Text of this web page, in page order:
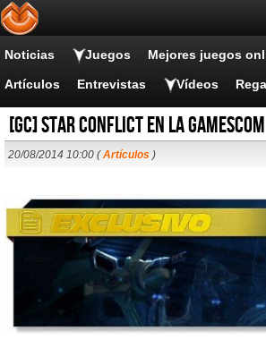
Noticias Juegos Mejores juegos
Artículos Entrevistas Vídeos
[GC] Star Conflict en la Gamescom
20/08/2014 10:00 (Artículos )